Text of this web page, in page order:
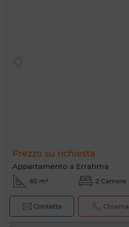
Prezzo su richiesta
Appartamento a Errahma
65 m² 2 Camere
Contatta Chiama